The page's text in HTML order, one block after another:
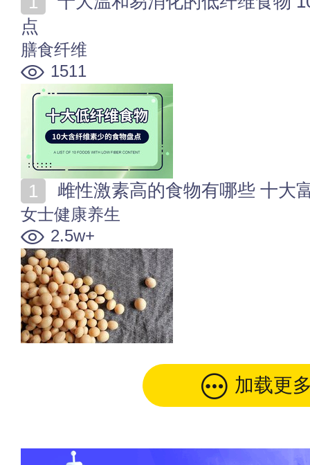
点
膳食纤维
1511
雌性激素高的食物有哪些 十大
女士健康养生
2.5w+
加载更